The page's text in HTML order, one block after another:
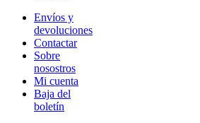
Envíos y
devoluciones
Contactar
Sobre
nosostros
Mi cuenta
Baja del
boletín